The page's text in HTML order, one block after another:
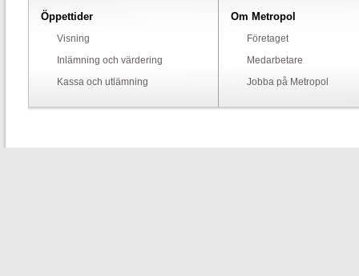
Öppettider
Visning
Inlämning och värdering
Kassa och utlämning
Om Metropol
Företaget
Medarbetare
Jobba på Metropol